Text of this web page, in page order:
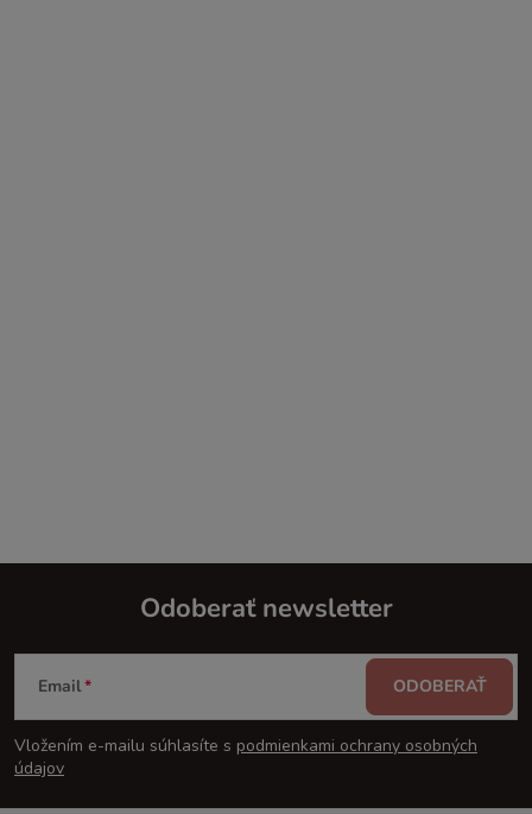
Z
á
p
Odoberať newsletter
Email
Vložením e-mailu súhlasíte s podmienkami ochrany osobných
údajov
ODOBERAŤ